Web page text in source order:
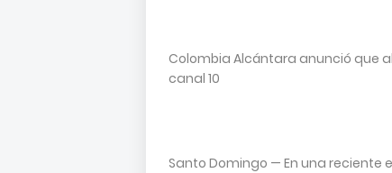
Colombia Alcántara anunció que
canal 10
Santo Domingo — En una reciente